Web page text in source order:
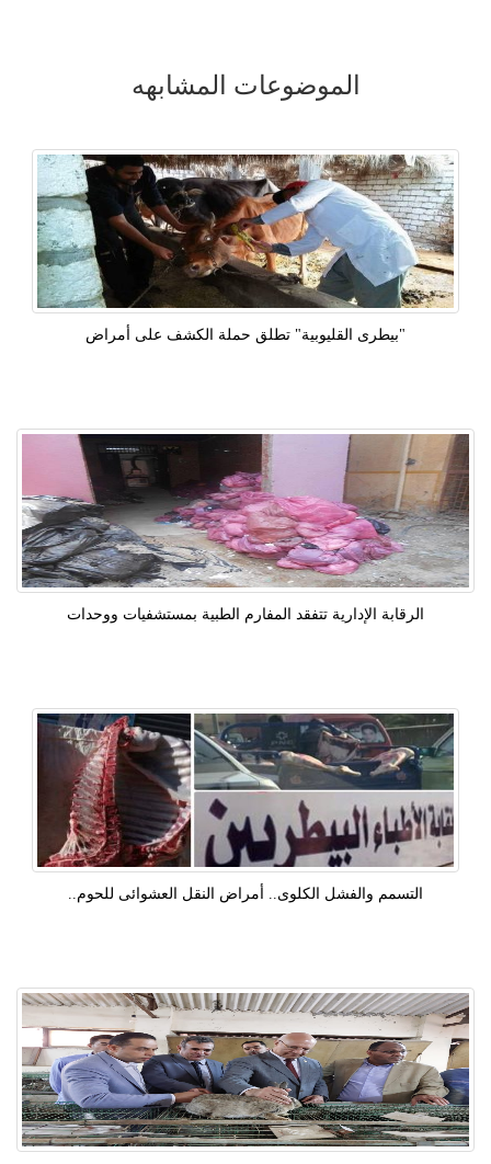
الموضوعات المشابهه
"بيطرى القليوبية" تطلق حملة الكشف على أمراض
الرقابة الإدارية تتفقد المفارم الطبية بمستشفيات ووحدات
التسمم والفشل الكلوى.. أمراض النقل العشوائى للحوم..